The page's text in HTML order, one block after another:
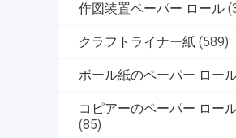
作図装置ペーパー ロール
クラフトライナー紙 (589)
ボール紙のペーパー ロー
コピアーのペーパー ロー
(85)